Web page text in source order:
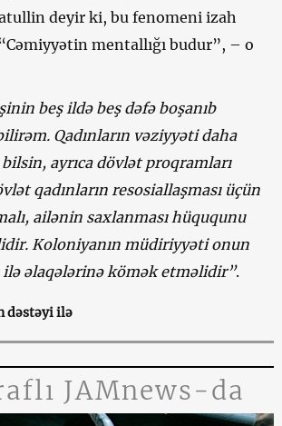
deyir ki, bu fenomeni izah
mentallığı budur”, – o
beş ildə beş dəfə boşanıb
Qadınların vəziyyəti daha
ayrıca dövlət proqramları
qadınların resosiallaşması üçün
ailənin saxlanması hüququnu
Koloniyanın müdiriyyəti onun
əlaqələrinə kömək etməlidir”.
dəstəyi ilə
JAMnews-da